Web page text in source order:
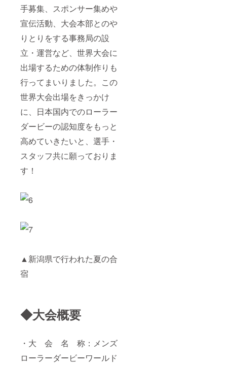
手募集、スポンサー集めや
宣伝活動、大会本部とのや
りとりをする事務局の設
立・運営など、世界大会に
出場するための体制作りも
行ってまいりました。この
世界大会出場をきっかけ
に、日本国内でのローラー
ダービーの認知度をもっと
高めていきたいと、選手・
スタッフ共に願っておりま
す！
▲新潟県で行われた夏の合
宿
◆大会概要
・大 会 名 称：メンズ
ローラーダービーワールド